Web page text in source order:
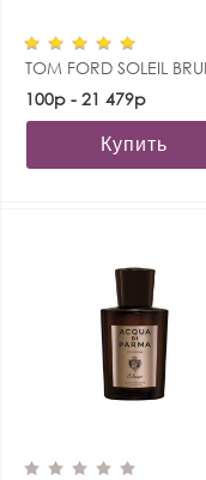
TOM FORD SOLEIL
100р - 21 479р
Купить